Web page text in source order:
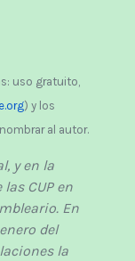
uso gratuito,
) y los
al autor.
y en la
CUP en
En
del
la